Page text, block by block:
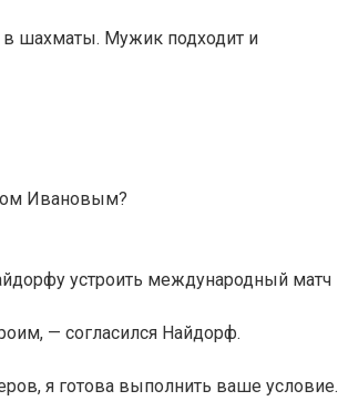
в шахматы. Мужик подходит и
Ивановым?
устроить международный матч
— согласился Найдорф.
я готова выполнить ваше условие.